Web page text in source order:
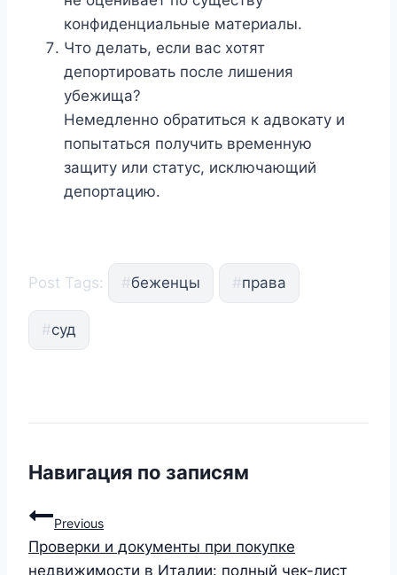
конфиденциальные материалы.
Что делать, если вас хотят
депортировать после лишения
убежища?
Немедленно обратиться к адвокату и
попытаться получить временную
защиту или статус, исключающий
депортацию.
Post Tags: #беженцы #права
#суд
Навигация по записям
Previous
Проверки и документы при покупке
недвижимости в Италии: полный чек-лист